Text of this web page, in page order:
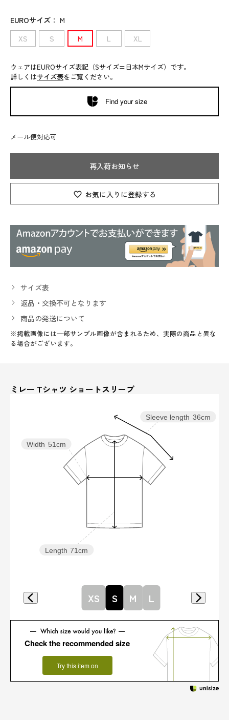
EUROサイズ ： M
XS
S M L XL
ウェアはEUROサイズ表記（Sサイズ=日本Mサイズ）です。
詳しくはサイズ表をご覧ください。
Find your size
メール便対応可
再入荷お知らせ
お気に入りに登録する
サイズ表
返品・交換不可となります
商品の発送について
※掲載画像には一部サンプル画像が含まれるため、実際の商品と異な
る場合がございます。
ミレー Tシャツ ショートスリーブ
Sleeve length 36cm
Length 71cm
Width 51cm
XS S M L
Check the recommended size
Try this item on